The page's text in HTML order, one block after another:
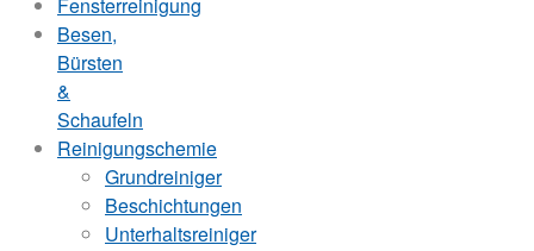
Besen,
Bürsten
&
Schaufeln
Reinigungschemie
Grundreiniger
Beschichtungen
Unterhaltsreiniger